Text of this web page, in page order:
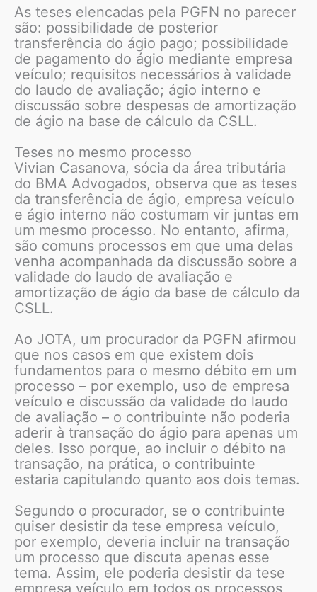
As teses elencadas pela PGFN no parecer
são: possibilidade de posterior
transferência do ágio pago; possibilidade
de pagamento do ágio mediante empresa
veículo; requisitos necessários à validade
do laudo de avaliação; ágio interno e
discussão sobre despesas de amortização
de ágio na base de cálculo da CSLL.
Teses no mesmo processo
Vivian Casanova, sócia da área tributária
do BMA Advogados, observa que as teses
da transferência de ágio, empresa veículo
e ágio interno não costumam vir juntas em
um mesmo processo. No entanto, afirma,
são comuns processos em que uma delas
venha acompanhada da discussão sobre a
validade do laudo de avaliação e
amortização de ágio da base de cálculo da
CSLL.
Ao JOTA, um procurador da PGFN afirmou
que nos casos em que existem dois
fundamentos para o mesmo débito em um
processo – por exemplo, uso de empresa
veículo e discussão da validade do laudo
de avaliação – o contribuinte não poderia
aderir à transação do ágio para apenas um
deles. Isso porque, ao incluir o débito na
transação, na prática, o contribuinte
estaria capitulando quanto aos dois temas.
Segundo o procurador, se o contribuinte
quiser desistir da tese empresa veículo,
por exemplo, deveria incluir na transação
um processo que discuta apenas esse
tema. Assim, ele poderia desistir da tese
empresa veículo em todos os processos